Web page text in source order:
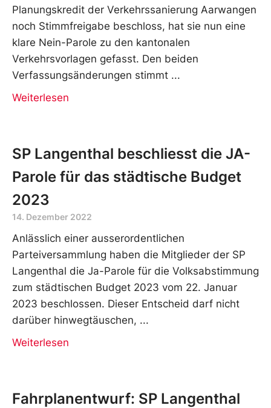
Planungskredit der Verkehrssanierung Aarwangen
noch Stimmfreigabe beschloss, hat sie nun eine
klare Nein-Parole zu den kantonalen
Verkehrsvorlagen gefasst. Den beiden
Verfassungsänderungen stimmt
Weiterlesen
SP Langenthal beschliesst die JA-
Parole für das städtische Budget
2023
14. Dezember 2022
Anlässlich einer ausserordentlichen
Parteiversammlung haben die Mitglieder der SP
Langenthal die Ja-Parole für die Volksabstimmung
zum städtischen Budget 2023 vom 22. Januar
2023 beschlossen. Dieser Entscheid darf nicht
darüber hinwegtäuschen,
Weiterlesen
Fahrplanentwurf: SP Langenthal